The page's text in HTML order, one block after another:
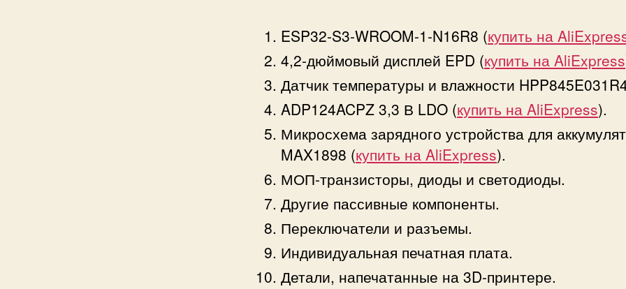
ESP32-S3-WROOM-1-N16R8 (купить на
4,2-дюймовый дисплей EPD (купить на AliExpress
Датчик температуры и влажности
ADP124ACPZ 3,3 В LDO (купить на AliExpress).
Микросхема зарядного устройства для
MAX1898 (купить на AliExpress).
МОП-транзисторы, диоды и светодиоды.
Другие пассивные компоненты.
Переключатели и разъемы.
Индивидуальная печатная плата.
Детали, напечатанные на 3D-принтере.